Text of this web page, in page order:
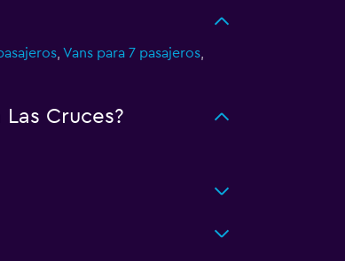
, Vans para 7 pasajeros,
Cruces?